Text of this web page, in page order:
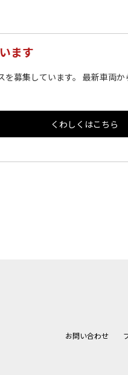
ます
を募集しています。 最新車両
くわしくはこちら
お問い合わせ